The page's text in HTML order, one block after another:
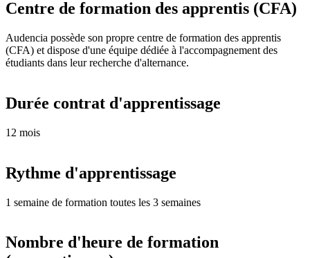
Centre de formation des apprentis (CFA)
Audencia possède son propre centre de formation des apprentis
(CFA) et dispose d'une équipe dédiée à l'accompagnement des
étudiants dans leur recherche d'alternance.
Durée contrat d'apprentissage
12 mois
Rythme d'apprentissage
1 semaine de formation toutes les 3 semaines
Nombre d'heure de formation